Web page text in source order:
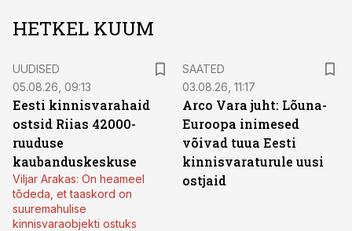
HETKEL KUUM
UUDISED
05.08.26, 09:13
Eesti kinnisvarahaid
ostsid Riias 42000-
ruuduse
kaubanduskeskuse
Viljar Arakas: On heameel
tõdeda, et taaskord on
suuremahulise
kinnisvaraobjekti ostuks
SAATED
03.08.26, 11:17
Arco Vara juht: Lõuna-
Euroopa inimesed
võivad tuua Eesti
kinnisvaraturule uusi
ostjaid